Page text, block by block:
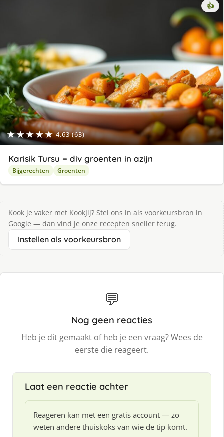
★★★★★ 4.63 (63)
👍
Karisik Tursu = div groenten in azijn
Bijgerechten Groenten
Kook je vaker met KookJij? Stel ons in als voorkeursbron in
Google — dan vind je onze recepten sneller terug.
Instellen als voorkeursbron
💬
Nog geen reacties
Heb je dit gemaakt of heb je een vraag? Wees de
eerste die reageert.
Laat een reactie achter
Reageren kan met een gratis account — zo
weten andere thuiskoks van wie de tip komt.